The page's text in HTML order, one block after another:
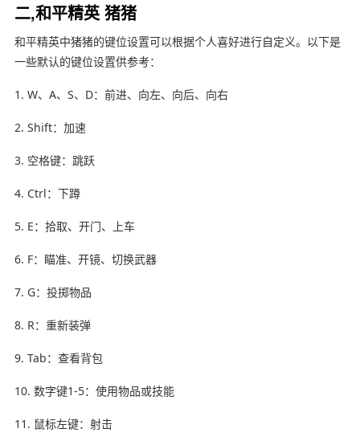
二,和平精英 猪猪
和平精英中猪猪的键位设置可以根据个人喜好进行自定义。以下是
一些默认的键位设置供参考：
1. W、A、S、D：前进、向左、向后、向右
2. Shift：加速
3. 空格键：跳跃
4. Ctrl：下蹲
5. E：拾取、开门、上车
6. F：瞄准、开镜、切换武器
7. G：投掷物品
8. R：重新装弹
9. Tab：查看背包
10. 数字键1-5：使用物品或技能
11. 鼠标左键：射击